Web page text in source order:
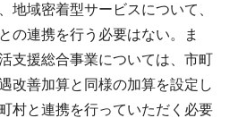
地域密着型サービスについて、
の連携を行う必要はない。ま
支援総合事業については、市町
改善加算と同様の加算を設定し
村と連携を行っていただく必要